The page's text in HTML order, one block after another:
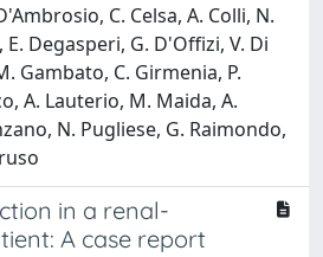
C. Celsa, A. Colli, N.
Degasperi, G. D'Offizi, V. Di
Gambato, C. Girmenia, P.
A. Lauterio, M. Maida, A.
N. Pugliese, G. Raimondo,
in a renal-
A case report